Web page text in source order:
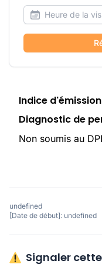
Indice
Diagnostic de
Non soumis au
undefined
[Date de début]: undefined
Signaler